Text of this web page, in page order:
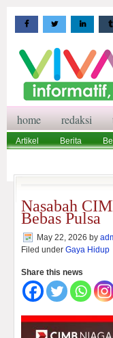
home redaksi
Artikel Berita
Nasabah
Bebas Pulsa
May 22, 2026 by
Filed under Gaya Hidup
Share this news